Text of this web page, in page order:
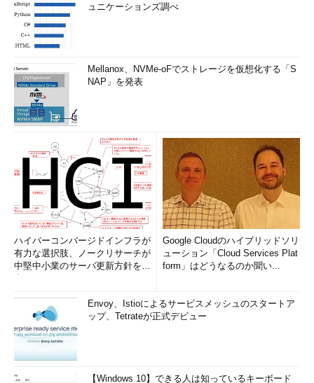
ュニケーションズ調べ
Mellanox、NVMe-oFでストレージを仮想化する「S
NAP」を発表
ハイパーコンバージドインフラが
有力な選択肢、ノークリサーチが
中堅中小業のサーバ更新方針を調
Google Cloudのハイブリッドソリ
ューション「Cloud Services Plat
form」はどうなるのか聞い...
Envoy、Istioによるサービスメッシュのスタートア
ップ、Tetrateが正式デビュー
【Windows 10】できる人は知っているキーボード